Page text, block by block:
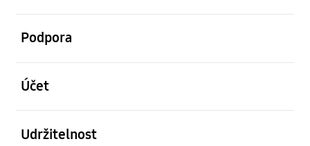
Podpora
Účet
Udržitelnost